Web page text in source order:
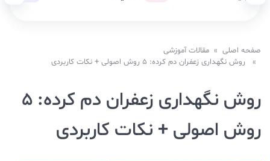
صفحه اصلی » مقالات آموزشی
» روش نگهداری زعفران دم کرده: 5 روش اصولی + نکات کاربردی
روش نگهداری زعفران دم کرده: 5
روش اصولی + نکات کاربردی